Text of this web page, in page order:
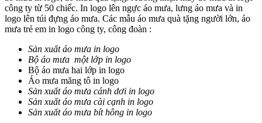
công ty từ 50 chiếc. In logo lên ngực áo mưa, lưng áo mưa và in
logo lên túi đựng áo mưa. Các mẫu áo mưa quà tặng người lớn, áo
mưa trẻ em in logo công ty, công đoàn :
Sản xuất áo mưa in logo
Bộ áo mưa một lớp in logo
Bộ áo mưa hai lớp in logo
Áo mưa măng tô in logo
Sản xuất áo mưa cánh dơi in logo
Sản xuất áo mưa cài cạnh in logo
Sản xuất áo mưa bít hông in logo